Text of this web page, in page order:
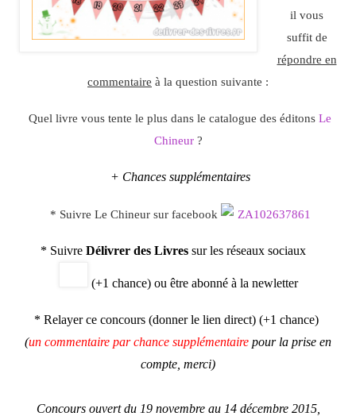
il vous
suffit de
répondre en
commentaire à la question suivante :
Quel livre vous tente le plus dans le catalogue des éditons Le
Chineur?
+ Chances supplémentaires
* Suivre Le Chineur sur facebook
* Suivre Délivrer des Livressur les réseaux sociaux
(+1 chance) ou être abonné à la newletter
* Relayer ce concours (donner le lien direct) (+1 chance)
(un commentaire par chance supplémentaire pour la prise en
compte, merci)
Concours ouvert du 19 novembre au 14 décembre 2015,